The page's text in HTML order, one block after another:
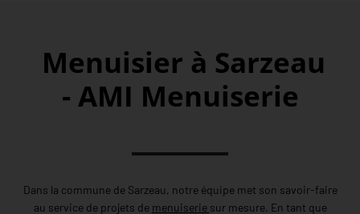
Menuisier à Sarzeau
- AMI Menuiserie
Dans la commune de Sarzeau, notre équipe met son savoir-faire
au service de projets de menuiserie sur mesure. En tant que